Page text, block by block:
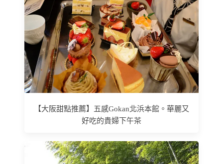
【大阪甜點推薦】五感Gokan北浜本館。華麗又
好吃的貴婦下午茶